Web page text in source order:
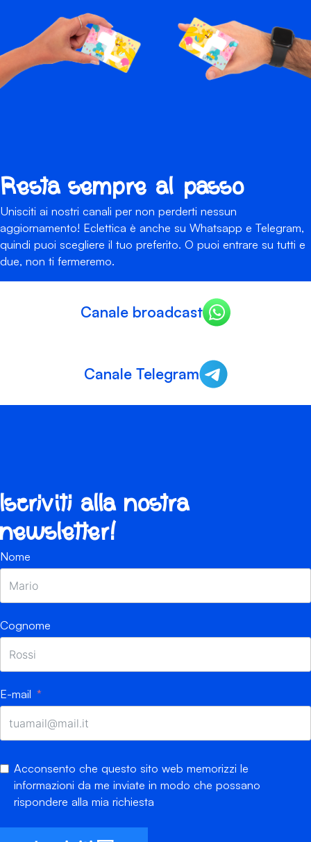
Resta sempre al passo
Unisciti ai nostri canali per non perderti nessun
aggiornamento! Eclettica è anche su Whatsapp e Telegram,
quindi puoi scegliere il tuo preferito. O puoi entrare su tutti e
due, non ti fermeremo.
Canale broadcast
Canale Telegram
Iscriviti alla nostra
newsletter!
Nome
Cognome
E-mail
Acconsento che questo sito web memorizzi le
informazioni da me inviate in modo che possano
rispondere alla mia richiesta